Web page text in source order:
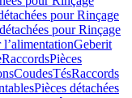
pour Rinçage
pour Rinçage
l’alimentationGeberit
RaccordsPièces
CoudesTésRaccords
Pièces détachées